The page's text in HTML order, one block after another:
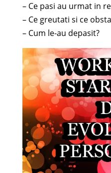
– Ce pasi au urmat in
– Ce greutati si ce
– Cum le-au depasit?